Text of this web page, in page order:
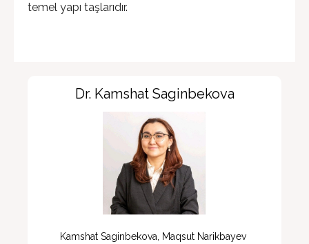
temel yapı taşlarıdır.
Dr. Kamshat Saginbekova
Kamshat Saginbekova, Maqsut Narikbayev